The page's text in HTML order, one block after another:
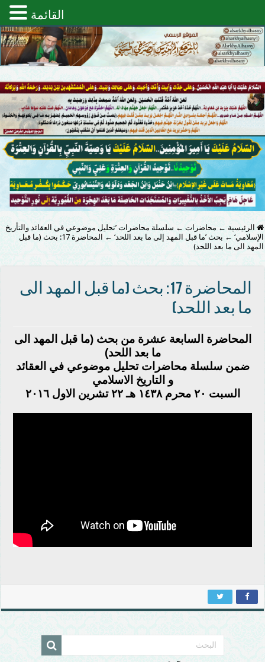
الرئيسية ← محاضرات ← سلسلة محاضرات ’تحليل موضوعي في العقائد والتأريخ
الإسلامي‘ ← بحث ’ما قبل المهد إلى ما بعد اللحد‘ ←
‫‏المحاضرة‬ 17: بحث (‫‏ما قبل
المهد الى ما بعد اللحد‬)
‫‏المحاضرة‬ 17: بحث (‫‏ما قبل المهد الى
ما بعد اللحد‬)
‫‏المحاضرة‬ السابعة عشرة من بحث (‫‏ما قبل المهد الى
ما بعد اللحد‬)
و ‫‏التاريخ الاسلامي‬
السبت ٢٠ محرم ١٤٣٨ هـ ٢٢ تشرين الاول ٢٠١٦
القائمة